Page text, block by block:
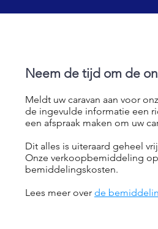
Neem de tijd om de
Meldt uw caravan aan voor
de ingevulde informatie een
een afspraak maken om uw
Dit alles is uiteraard geheel
Onze verkoopbemiddeling op
bemiddelingskosten.
Lees meer over de